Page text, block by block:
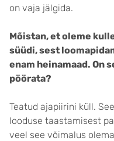
on vaja jälgida.
Mõistan, et oleme
süüdi, sest
enam heinamaad. On
pöörata?
Teatud ajapiirini küll.
looduse taastamisest
veel see võimalus